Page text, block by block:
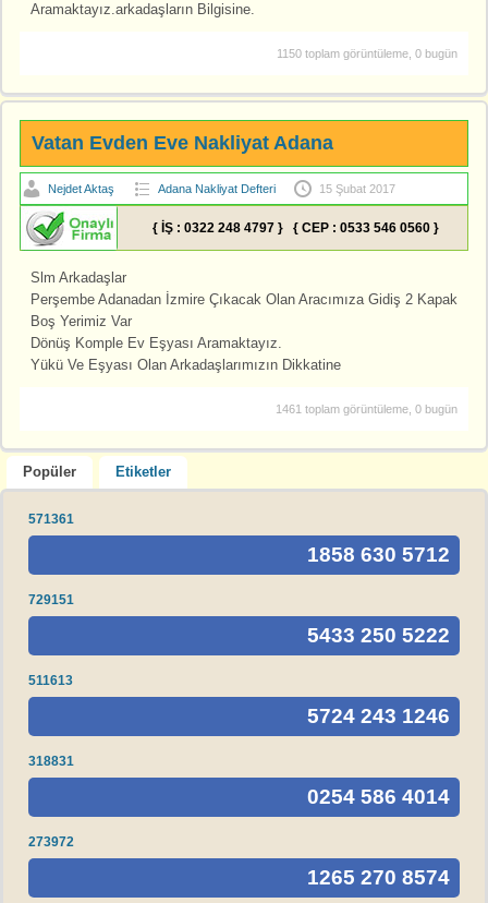
Aramaktayız.arkadaşların Bilgisine.
1150 toplam görüntüleme, 0 bugün
Vatan Evden Eve Nakliyat Adana
Nejdet Aktaş Adana Nakliyat Defteri 15 Şubat 2017
{ İŞ : 0322 248 4797 } { CEP : 0533 546 0560 }
Slm Arkadaşlar
Perşembe Adanadan İzmire Çıkacak Olan Aracımıza Gidiş 2 Kapak
Boş Yerimiz Var
Dönüş Komple Ev Eşyası Aramaktayız.
Yükü Ve Eşyası Olan Arkadaşlarımızın Dikkatine
1461 toplam görüntüleme, 0 bugün
Popüler Etiketler
571361
1858 630 5712
729151
5433 250 5222
511613
5724 243 1246
318831
0254 586 4014
273972
1265 270 8574